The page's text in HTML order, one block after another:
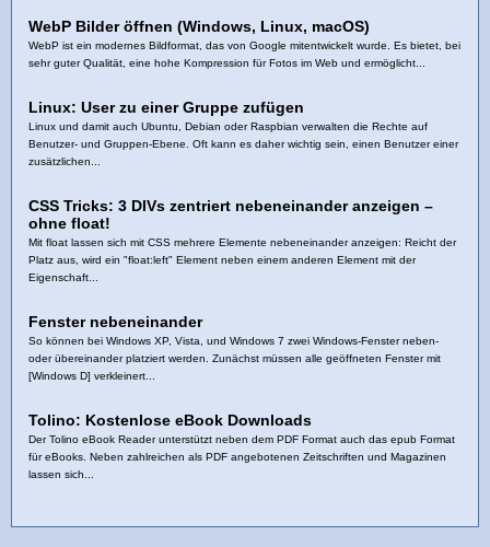
WebP Bilder öffnen (Windows, Linux, macOS)
WebP ist ein modernes Bildformat, das von Google mitentwickelt wurde. Es bietet, bei
sehr guter Qualität, eine hohe Kompression für Fotos im Web und ermöglicht...
Linux: User zu einer Gruppe zufügen
Linux und damit auch Ubuntu, Debian oder Raspbian verwalten die Rechte auf
Benutzer- und Gruppen-Ebene. Oft kann es daher wichtig sein, einen Benutzer einer
zusätzlichen...
CSS Tricks: 3 DIVs zentriert nebeneinander anzeigen –
ohne float!
Mit float lassen sich mit CSS mehrere Elemente nebeneinander anzeigen: Reicht der
Platz aus, wird ein "float:left" Element neben einem anderen Element mit der
Eigenschaft...
Fenster nebeneinander
So können bei Windows XP, Vista, und Windows 7 zwei Windows-Fenster neben-
oder übereinander platziert werden. Zunächst müssen alle geöffneten Fenster mit
[Windows D] verkleinert...
Tolino: Kostenlose eBook Downloads
Der Tolino eBook Reader unterstützt neben dem PDF Format auch das epub Format
für eBooks. Neben zahlreichen als PDF angebotenen Zeitschriften und Magazinen
lassen sich...